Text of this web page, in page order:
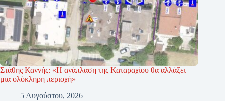
Στάθης Καννής: «Η ανάπλαση της Καταραχίου θα αλλάξει
μια ολόκληρη περιοχή»
5 Αυγούστου, 2026